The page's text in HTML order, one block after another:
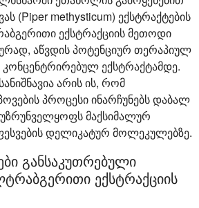
(Piper methysticum) ექსტრაქტების
ექსტრაქციის მეთოდი
აწვდის პოტენციურ თერაპიულ
კონცენტრირებულ ექსტრაქტამდე.
არის ის, რომ
პროცესი ინარჩუნებს დაბალ
მაქსიმალურ
ფესვების დელიკატურ მოლეკულებზე.
განსაკუთრებული
ექსტრაქციის